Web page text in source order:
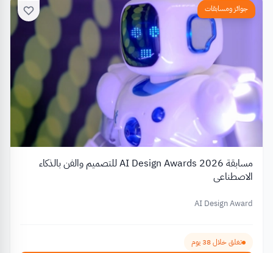
جوائز ومسابقات
مسابقة AI Design Awards 2026 للتصميم والفن بالذكاء
الاصطناعي
AI Design Award
تغلق خلال 38 يوم